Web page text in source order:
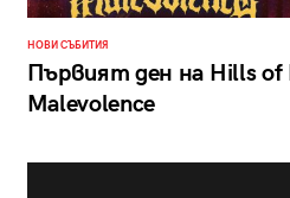
НОВИ СЪБИТИЯ
Първият ден на Hills of
Malevolence